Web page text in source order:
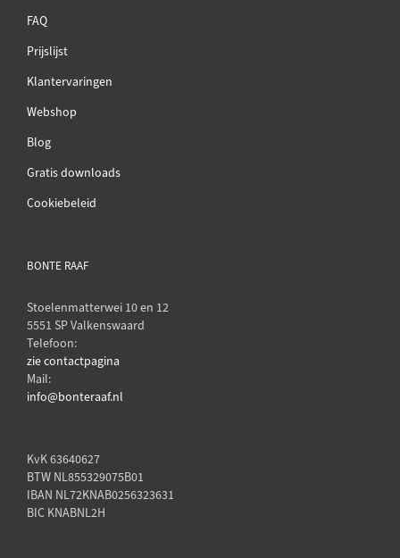
FAQ
Prijslijst
Klantervaringen
Webshop
Blog
Gratis downloads
Cookiebeleid
BONTE RAAF
Stoelenmatterwei 10 en 12
5551 SP Valkenswaard
Telefoon:
zie contactpagina
Mail:
info@bonteraaf.nl
KvK 63640627
BTW NL855329075B01
IBAN NL72KNAB0256323631
BIC KNABNL2H